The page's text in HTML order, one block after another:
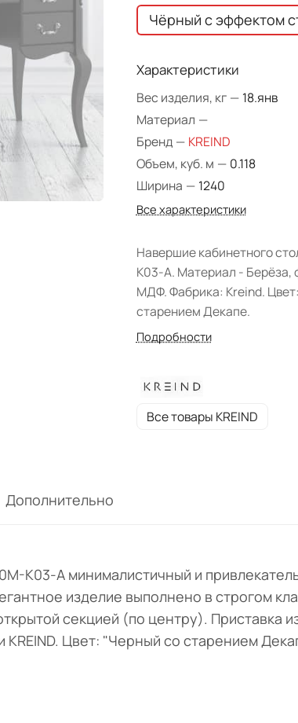
Чёрный с эффектом
Характеристики
Вес изделия, кг — 18.янв
Материал —
Бренд — KREIND
Объем, куб. м — 0.118
Ширина — 1240
Все характеристики
Навершие кабинетного
K03-A. Материал - Берёза,
МДФ. Фабрика: Kreind.
старением Декапе.
Подробности
Все товары KREIND
Дополнительно
K03-A минималистичный и
изделие выполнено в строгом
секцией (по центру). Приставка
Цвет: "Черный со старением